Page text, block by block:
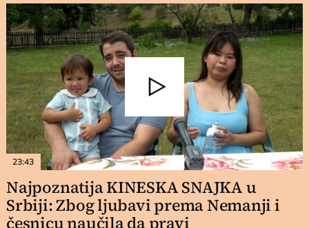
23:43
Najpoznatija KINESKA SNAJKA u
Srbiji: Zbog ljubavi prema Nemanji i
česnicu naučila da pravi